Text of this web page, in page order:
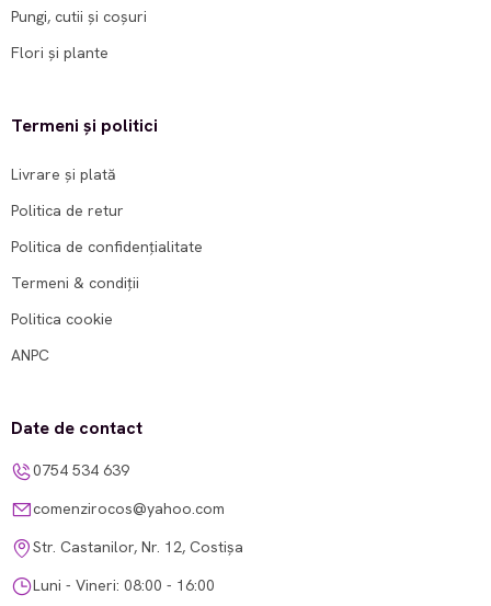
Pungi, cutii și coșuri
Flori și plante
Termeni și politici
Livrare și plată
Politica de retur
Politica de confidențialitate
Termeni & condiții
Politica cookie
ANPC
Date de contact
0754 534 639
comenzirocos@yahoo.com
Str. Castanilor, Nr. 12, Costișa
Luni - Vineri: 08:00 - 16:00